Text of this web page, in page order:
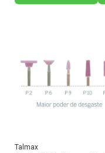
Talmax